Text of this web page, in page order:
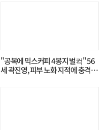
"공복에 믹스커피 4봉지 벌컥" 56
세 곽진영, 피부 노화 지적에 충격…